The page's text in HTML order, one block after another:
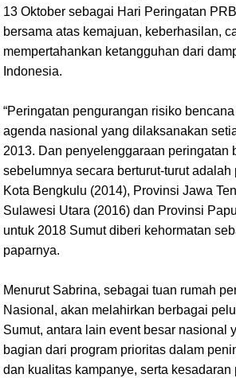
13 Oktober sebagai Hari Peringatan
bersama atas kemajuan, keberhasilan,
mempertahankan ketangguhan dari
Indonesia.
“Peringatan pengurangan risiko
agenda nasional yang dilaksanakan
2013. Dan penyelenggaraan peringatan
sebelumnya secara berturut-turut
Kota Bengkulu (2014), Provinsi Jawa
Sulawesi Utara (2016) dan Provinsi
untuk 2018 Sumut diberi kehormatan
paparnya.
Menurut Sabrina, sebagai tuan rumah
Nasional, akan melahirkan berbagai
Sumut, antara lain event besar nasional
bagian dari program prioritas dalam
dan kualitas kampanye, serta